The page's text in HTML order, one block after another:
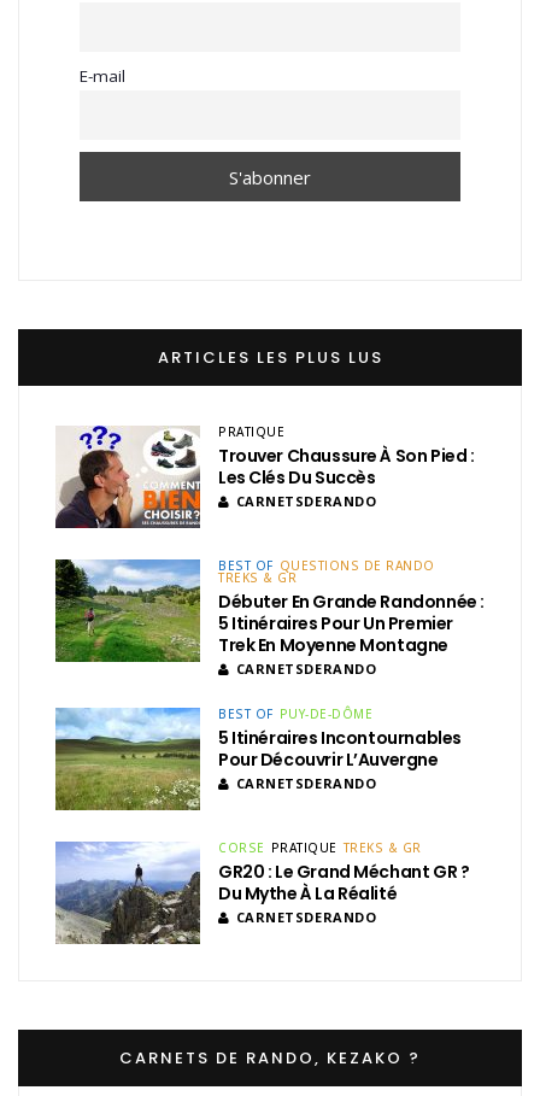
E-mail
ARTICLES LES PLUS LUS
PRATIQUE
Trouver Chaussure À Son Pied :
Les Clés Du Succès
CARNETSDERANDO
BEST OF QUESTIONS DE RANDO
TREKS & GR
Débuter En Grande Randonnée :
5 Itinéraires Pour Un Premier
Trek En Moyenne Montagne
CARNETSDERANDO
BEST OF PUY-DE-DÔME
5 Itinéraires Incontournables
Pour Découvrir L’Auvergne
CARNETSDERANDO
CORSE PRATIQUE TREKS & GR
GR20 : Le Grand Méchant GR ?
Du Mythe À La Réalité
CARNETSDERANDO
CARNETS DE RANDO, KEZAKO ?